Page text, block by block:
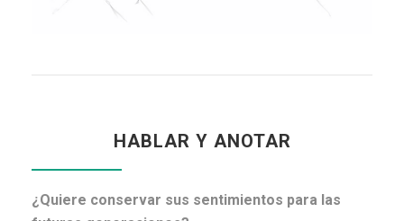
HABLAR Y ANOTAR
¿Quiere conservar sus sentimientos para las